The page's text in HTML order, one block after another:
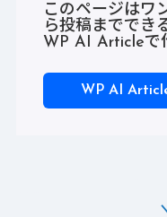
このページはワ
ら投稿まででき
WP AI Articleで
WP AI